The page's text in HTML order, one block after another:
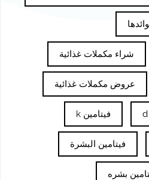
شراء مكملات غذائية
عروض مكملات غذائية
فيتامين k
فيتامين البشرة
بشره